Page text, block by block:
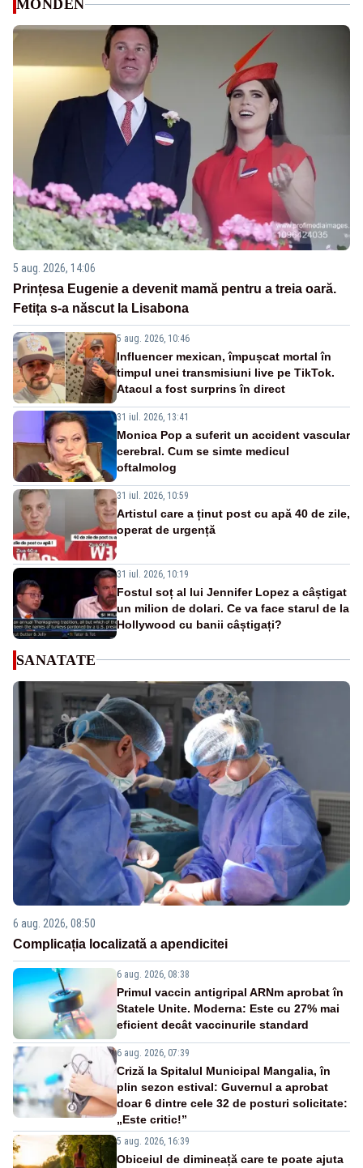
MONDEN
5 aug. 2026, 14:06
Prințesa Eugenie a devenit mamă pentru a treia oară.
Fetița s-a născut la Lisabona
5 aug. 2026, 10:46
Influencer mexican, împușcat mortal în
timpul unei transmisiuni live pe TikTok.
Atacul a fost surprins în direct
31 iul. 2026, 13:41
Monica Pop a suferit un accident vascular
cerebral. Cum se simte medicul
oftalmolog
31 iul. 2026, 10:59
Artistul care a ținut post cu apă 40 de zile,
operat de urgență
31 iul. 2026, 10:19
Fostul soț al lui Jennifer Lopez a câștigat
un milion de dolari. Ce va face starul de la
Hollywood cu banii câștigați?
SANATATE
6 aug. 2026, 08:50
Complicația localizată a apendicitei
6 aug. 2026, 08:38
Primul vaccin antigripal ARNm aprobat în
Statele Unite. Moderna: Este cu 27% mai
eficient decât vaccinurile standard
6 aug. 2026, 07:39
Criză la Spitalul Municipal Mangalia, în
plin sezon estival: Guvernul a aprobat
doar 6 dintre cele 32 de posturi solicitate:
„Este critic!”
5 aug. 2026, 16:39
Obiceiul de dimineață care te poate ajuta